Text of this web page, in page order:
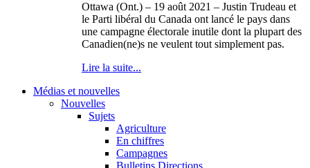
Ottawa (Ont.) – 19 août 2021 – Justin Trudeau et
le Parti libéral du Canada ont lancé le pays dans
une campagne électorale inutile dont la plupart des
Canadien(ne)s ne veulent tout simplement pas.
Lire la suite...
Médias et nouvelles
Nouvelles
Sujets
Agriculture
En chiffres
Campagnes
Bulletins Directions